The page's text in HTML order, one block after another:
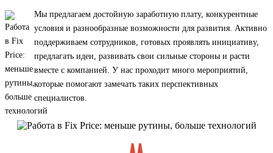
Мы предлагаем достойную заработную плату, конкурентные
условия и разнообразные возможности для развития. Активно
поддерживаем сотрудников, готовых проявлять инициативу,
предлагать идеи, развивать свои сильные стороны и расти
вместе с компанией. У нас проходит много мероприятий,
которые помогают замечать таких перспективных
специалистов.